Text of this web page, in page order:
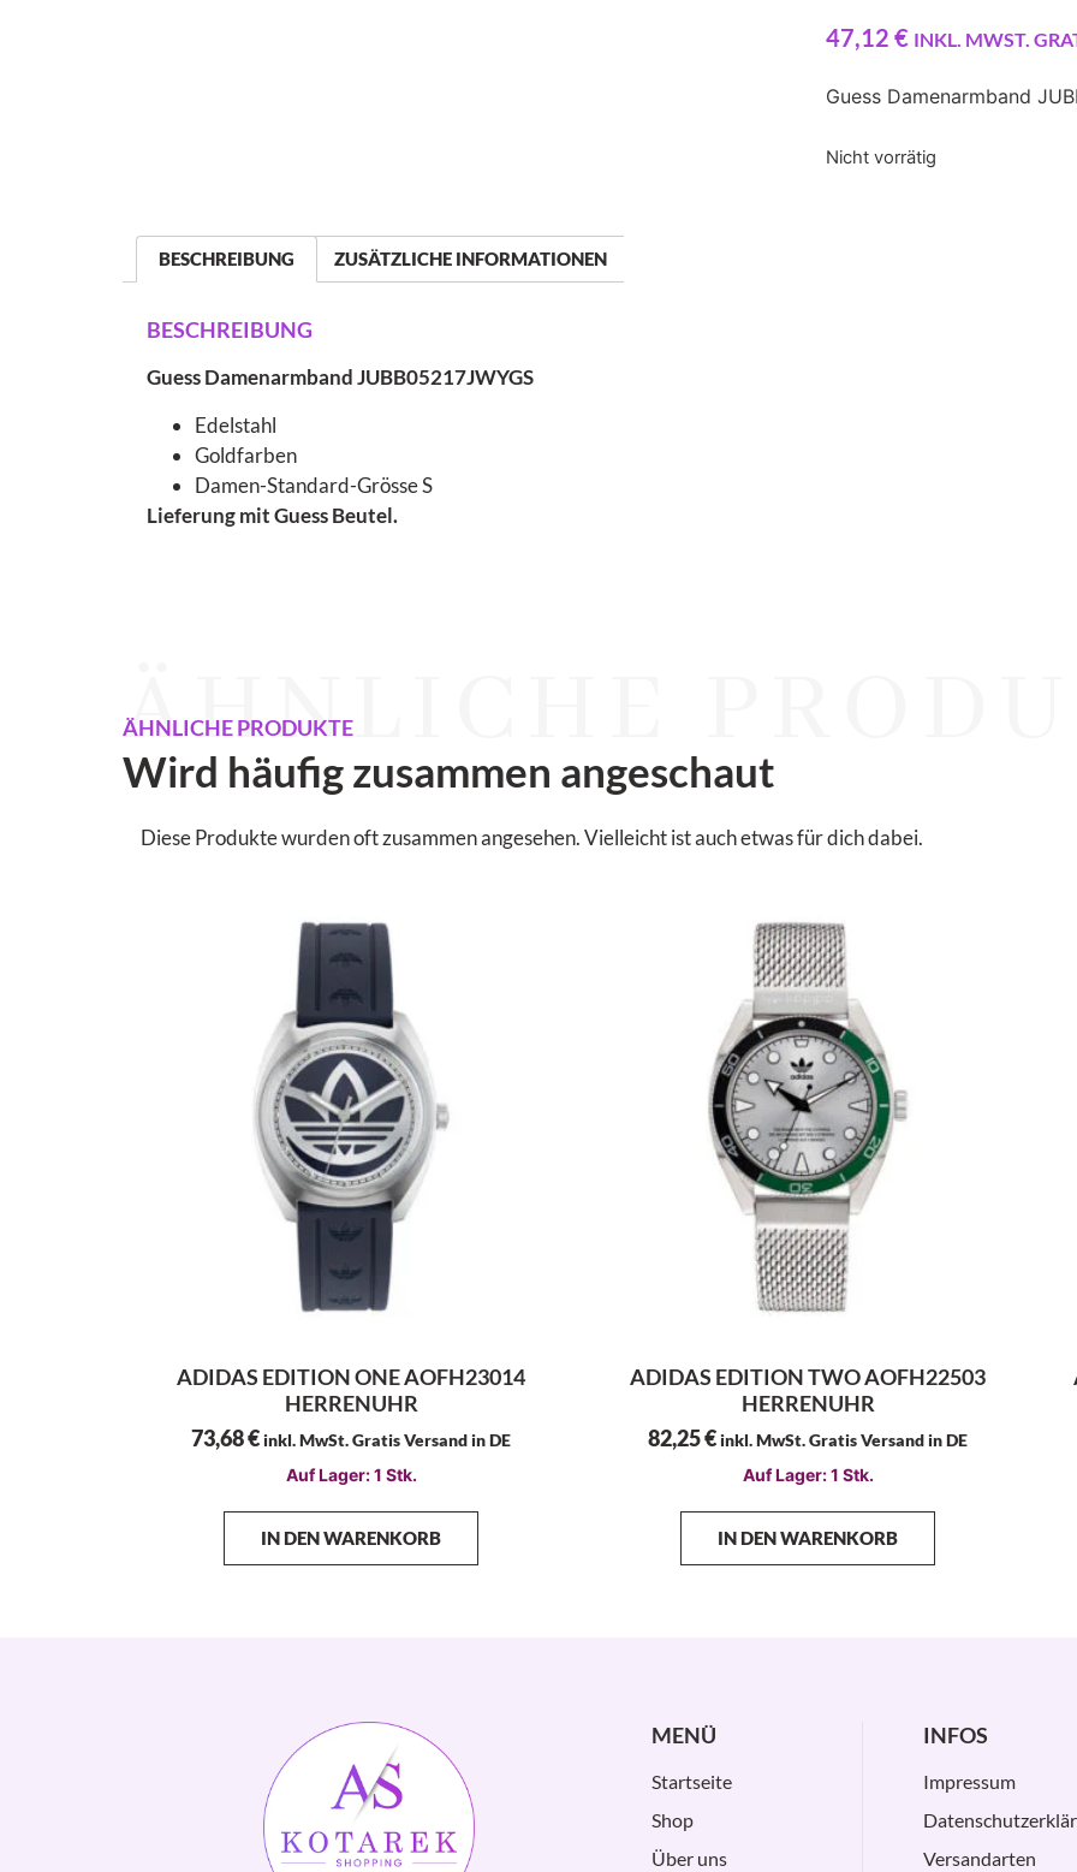
47,12 € INKL. MWST.
Guess Damenarmband
Nicht vorrätig
BESCHREIBUNG ZUSÄTZLICHE INFORMATIONEN
BESCHREIBUNG
Guess Damenarmband JUBB05217JWYGS
Edelstahl
Goldfarben
Damen-Standard-Grösse S
Lieferung mit Guess Beutel.
ÄHNLICHE
ÄHNLICHE PRODUKTE
Wird häufig zusammen angeschaut
Diese Produkte wurden oft zusammen angesehen. Vielleicht ist auch etwas für dich dabei.
ADIDAS EDITION ONE AOFH23014
HERRENUHR
73,68€inkl. MwSt. Gratis Versand in DE
Auf Lager: 1 Stk.
IN DEN WARENKORB
ADIDAS EDITION TWO AOFH22503
HERRENUHR
82,25€inkl. MwSt. Gratis Versand in DE
Auf Lager: 1 Stk.
IN DEN WARENKORB
MENÜ
Startseite
Shop
Über uns
INFOS
Impressum
Versandarten